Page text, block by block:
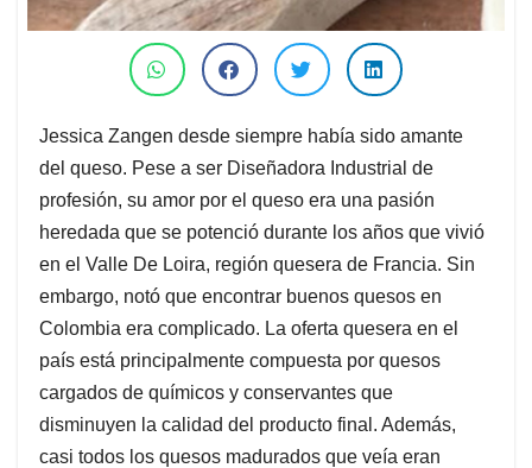
Jessica Zangen desde siempre había sido amante
del queso. Pese a ser Diseñadora Industrial de
profesión, su amor por el queso era una pasión
heredada que se potenció durante los años que vivió
en el Valle De Loira, región quesera de Francia. Sin
embargo, notó que encontrar buenos quesos en
Colombia era complicado. La oferta quesera en el
país está principalmente compuesta por quesos
cargados de químicos y conservantes que
disminuyen la calidad del producto final. Además,
casi todos los quesos madurados que veía eran